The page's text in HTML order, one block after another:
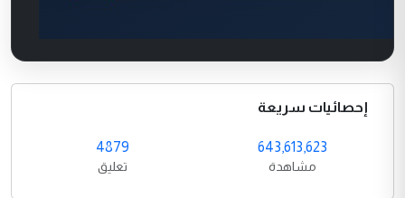
إحصائيات سريعة
643,613,623
مشاهدة
4879
تعليق